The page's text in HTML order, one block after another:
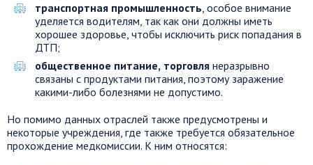
транспортная промышленность, особое внимание
уделяется водителям, так как они должны иметь
хорошее здоровье, чтобы исключить риск попадания в
ДТП;
общественное питание, торговля неразрывно
связаны с продуктами питания, поэтому заражение
какими-либо болезнями не допустимо.
Но помимо данных отраслей также предусмотрены и
некоторые учреждения, где также требуется обязательное
прохождение медкомиссии. К ним относятся: